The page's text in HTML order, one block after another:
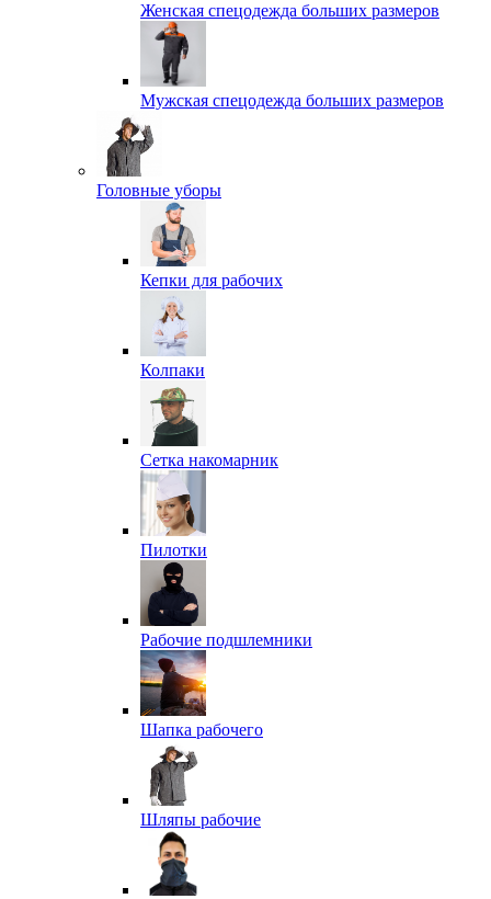
Женская спецодежда больших размеров
Мужская спецодежда больших размеров
Головные уборы
Кепки для рабочих
Колпаки
Сетка накомарник
Пилотки
Рабочие подшлемники
Шапка рабочего
Шляпы рабочие